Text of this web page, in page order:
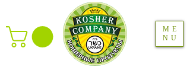
ME
NU